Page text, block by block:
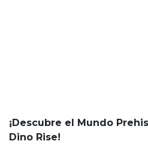
¡Descubre el Mundo
Dino Rise!